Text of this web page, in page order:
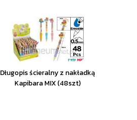
Długopis ścieralny z nakładką
Kapibara MIX (48szt)